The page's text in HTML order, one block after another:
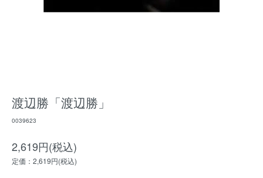
渡辺勝「渡辺勝」
0039623
2,619円(税込)
定価：2,619円(税込)